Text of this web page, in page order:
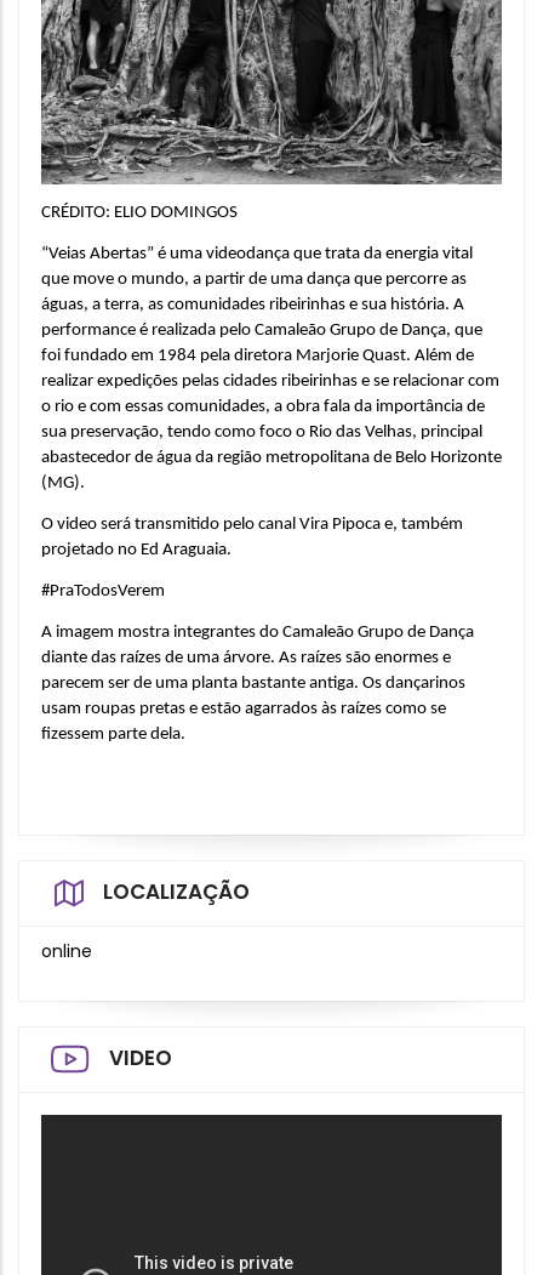
CRÉDITO: ELIO DOMINGOS
“Veias Abertas” é uma videodança que trata da energia vital
que move o mundo, a partir de uma dança que percorre as
águas, a terra, as comunidades ribeirinhas e sua história. A
performance é realizada pelo Camaleão Grupo de Dança, que
foi fundado em 1984 pela diretora Marjorie Quast. Além de
realizar expedições pelas cidades ribeirinhas e se relacionar com
o rio e com essas comunidades, a obra fala da importância de
sua preservação, tendo como foco o Rio das Velhas, principal
abastecedor de água da região metropolitana de Belo Horizonte
(MG).
O video será transmitido pelo canal Vira Pipoca e, também
projetado no Ed Araguaia.
#PraTodosVerem
A imagem mostra integrantes do Camaleão Grupo de Dança
diante das raízes de uma árvore. As raízes são enormes e
parecem ser de uma planta bastante antiga. Os dançarinos
usam roupas pretas e estão agarrados às raízes como se
fizessem parte dela.
LOCALIZAÇÃO
online
VIDEO